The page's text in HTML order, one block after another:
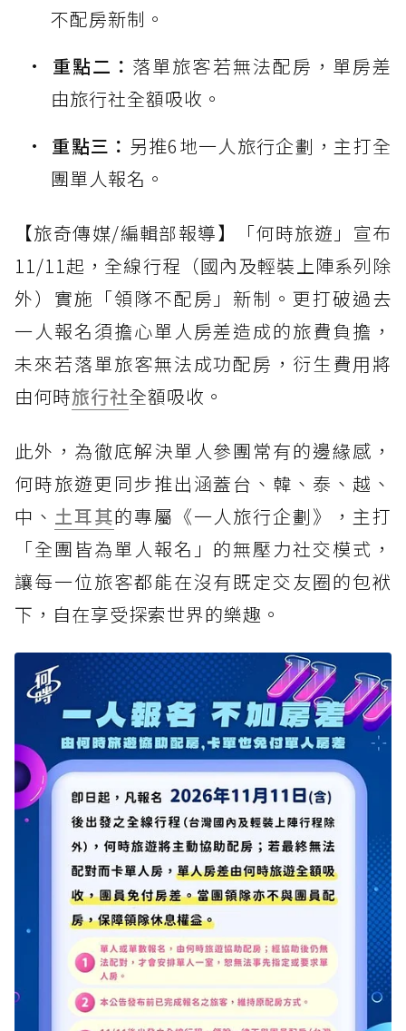
不配房新制。
重點二： 落單旅客若無法配房，單房差
由旅行社全額吸收。
重點三： 另推6地一人旅行企劃，主打全
團單人報名。
【旅奇傳媒/編輯部報導】「何時旅遊」宣布
11/11起，全線行程（國內及輕裝上陣系列除
外）實施「領隊不配房」新制。更打破過去
一人報名須擔心單人房差造成的旅費負擔，
未來若落單旅客無法成功配房，衍生費用將
由何時旅行社全額吸收。
此外，為徹底解決單人參團常有的邊緣感，
何時旅遊更同步推出涵蓋台、韓、泰、越、
中、 土耳其的專屬《一人旅行企劃》，主打
「全團皆為單人報名」的無壓力社交模式，
讓每一位旅客都能在沒有既定交友圈的包袱
下，自在享受探索世界的樂趣。